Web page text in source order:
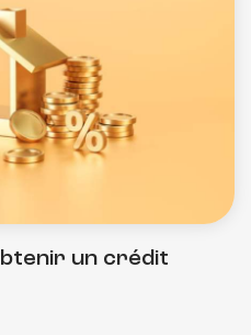
un crédit